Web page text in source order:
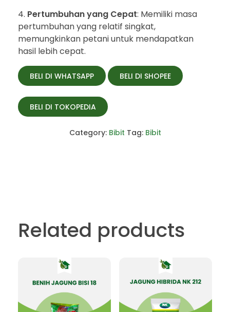
Pertumbuhan yang Cepat: Memiliki masa
pertumbuhan yang relatif singkat,
memungkinkan petani untuk mendapatkan
hasil lebih cepat.
BELI DI WHATSAPP BELI DI SHOPEE
BELI DI TOKOPEDIA
Category: Bibit Tag: Bibit
Related products